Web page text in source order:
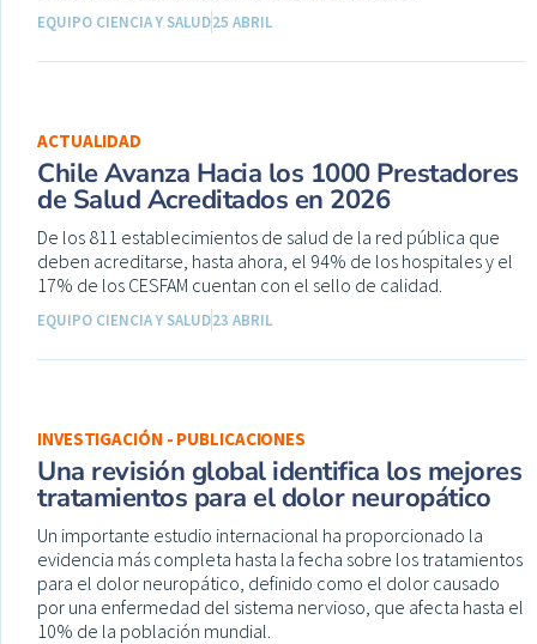
EQUIPO CIENCIA Y SALUD25 ABRIL
ACTUALIDAD
Chile Avanza Hacia los 1000 Prestadores
de Salud Acreditados en 2026
De los 811 establecimientos de salud de la red pública que
deben acreditarse, hasta ahora, el 94% de los hospitales y el
17% de los CESFAM cuentan con el sello de calidad.
EQUIPO CIENCIA Y SALUD23 ABRIL
INVESTIGACIÓN - PUBLICACIONES
Una revisión global identifica los mejores
tratamientos para el dolor neuropático
Un importante estudio internacional ha proporcionado la
evidencia más completa hasta la fecha sobre los tratamientos
para el dolor neuropático, definido como el dolor causado
por una enfermedad del sistema nervioso, que afecta hasta el
10% de la población mundial.